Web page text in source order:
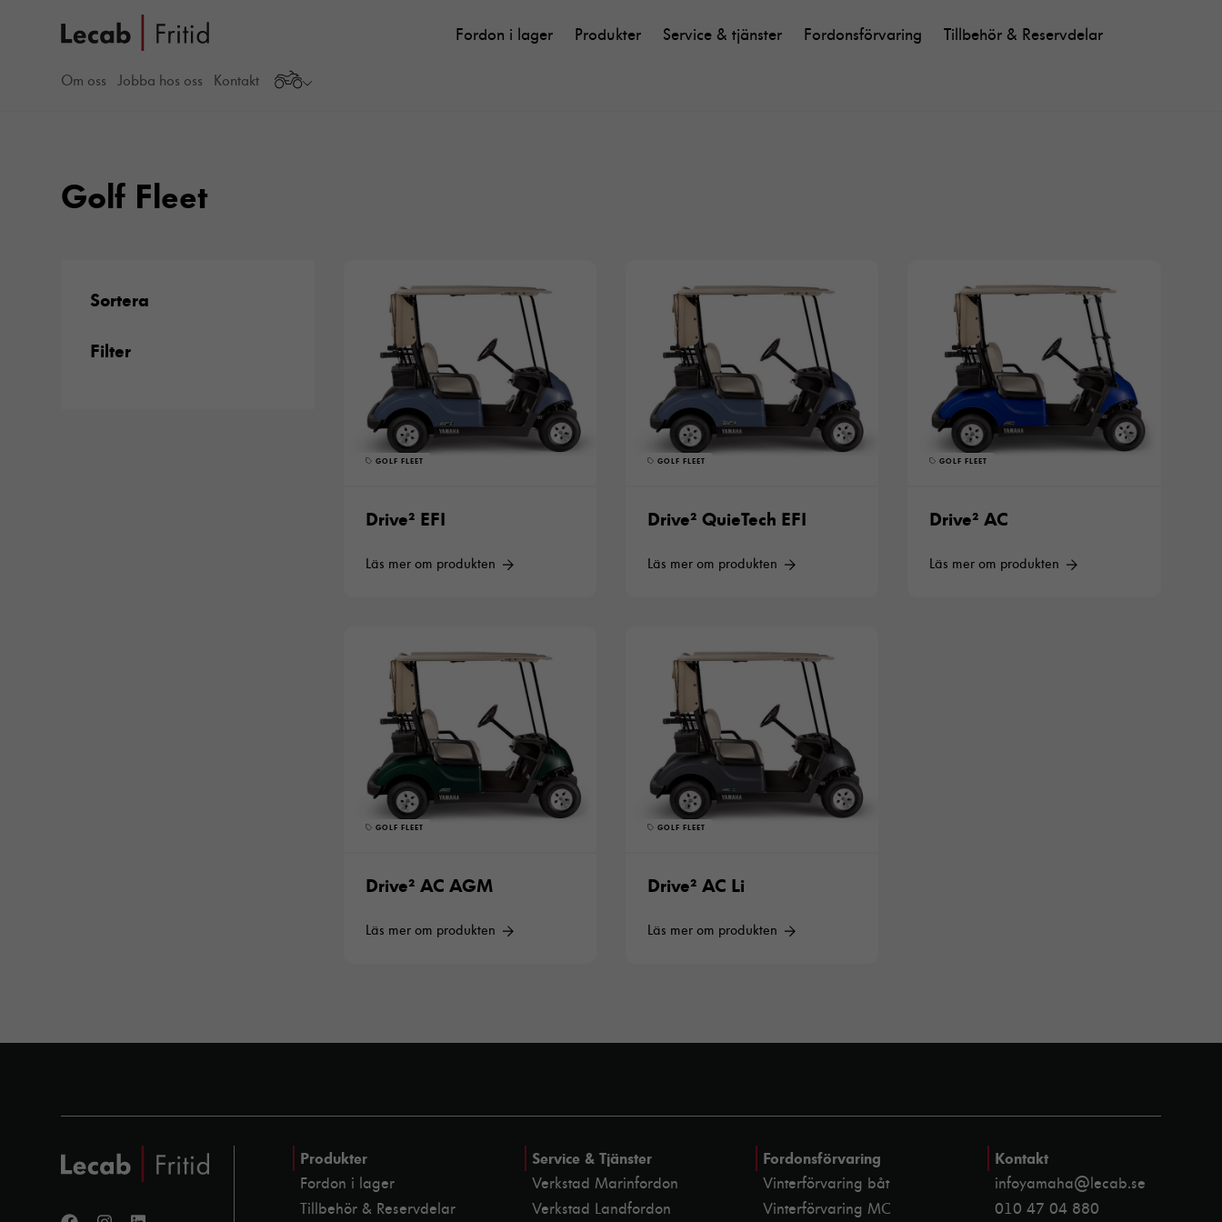
Fordon i lager Produkter Service & tjänster Fordonsförvaring Tillbehör & Reservdelar
Om oss Jobba hos oss Kontakt
Golf Fleet
Sortera
Filter
GOLF FLEET
Drive² EFI
Läs mer om produkten
GOLF FLEET
Drive² QuieTech EFI
Läs mer om produkten
GOLF FLEET
Drive² AC
Läs mer om produkten
GOLF FLEET
Drive² AC AGM
Läs mer om produkten
GOLF FLEET
Drive² AC Li
Läs mer om produkten
Produkter
Fordon i lager
Tillbehör & Reservdelar
Service & Tjänster
Verkstad Marinfordon
Verkstad Landfordon
Fordonsförvaring
Vinterförvaring båt
Vinterförvaring MC
Kontakt
infoyamaha@lecab.se
010 47 04 880